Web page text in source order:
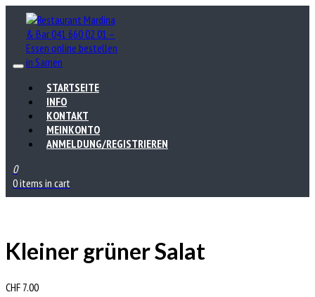
STARTSEITE
INFO
KONTAKT
MEINKONTO
ANMELDUNG/REGISTRIEREN
0
0 items in cart
Kleiner grüner Salat
CHF 7.00